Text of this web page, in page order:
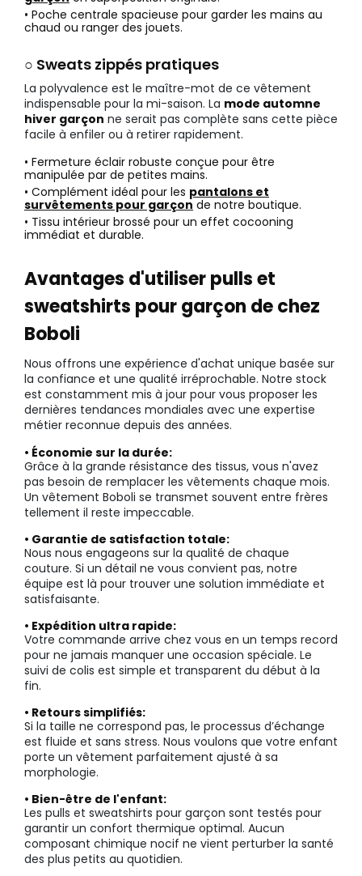
• Poche centrale spacieuse pour garder les mains au
chaud ou ranger des jouets.
○ Sweats zippés pratiques
La polyvalence est le maître-mot de ce vêtement
indispensable pour la mi-saison. La mode automne
hiver garçon ne serait pas complète sans cette pièce
facile à enfiler ou à retirer rapidement.
• Fermeture éclair robuste conçue pour être
manipulée par de petites mains.
• Complément idéal pour les pantalons et
survêtements pour garçon de notre boutique.
• Tissu intérieur brossé pour un effet cocooning
immédiat et durable.
Avantages d'utiliser pulls et
sweatshirts pour garçon de chez
Boboli
Nous offrons une expérience d'achat unique basée sur
la confiance et une qualité irréprochable. Notre stock
est constamment mis à jour pour vous proposer les
dernières tendances mondiales avec une expertise
métier reconnue depuis des années.
• Économie sur la durée:
Grâce à la grande résistance des tissus, vous n'avez
pas besoin de remplacer les vêtements chaque mois.
Un vêtement Boboli se transmet souvent entre frères
tellement il reste impeccable.
• Garantie de satisfaction totale:
Nous nous engageons sur la qualité de chaque
couture. Si un détail ne vous convient pas, notre
équipe est là pour trouver une solution immédiate et
satisfaisante.
• Expédition ultra rapide:
Votre commande arrive chez vous en un temps record
pour ne jamais manquer une occasion spéciale. Le
suivi de colis est simple et transparent du début à la
fin.
• Retours simplifiés:
Si la taille ne correspond pas, le processus d’échange
est fluide et sans stress. Nous voulons que votre enfant
porte un vêtement parfaitement ajusté à sa
morphologie.
• Bien-être de l'enfant:
Les pulls et sweatshirts pour garçon sont testés pour
garantir un confort thermique optimal. Aucun
composant chimique nocif ne vient perturber la santé
des plus petits au quotidien.